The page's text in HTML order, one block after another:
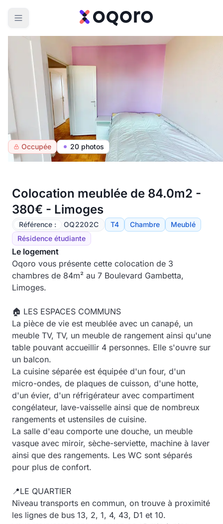
Occupée 20 photos
Colocation meublée de 84.0m2 -
380€ - Limoges
Référence : OQ2202C T4 Chambre
Meublé
Résidence étudiante
Le logement
Oqoro vous présente cette colocation de 3
chambres de 84m² au 7 Boulevard Gambetta,
Limoges.
🏠 LES ESPACES COMMUNS
La pièce de vie est meublée avec un canapé, un
meuble TV, TV, un meuble de rangement ainsi qu'une
table pouvant accueillir 4 personnes. Elle s'ouvre sur
un balcon.
La cuisine séparée est équipée d'un four, d'un
micro-ondes, de plaques de cuisson, d'une hotte,
d'un évier, d'un réfrigérateur avec compartiment
congélateur, lave-vaisselle ainsi que de nombreux
rangements et ustensiles de cuisine.
La salle d'eau comporte une douche, un meuble
vasque avec miroir, sèche-serviette, machine à laver
ainsi que des rangements. Les WC sont séparés
pour plus de confort.
📍LE QUARTIER
Niveau transports en commun, on trouve à proximité
les lignes de bus 13, 2, 1, 4, 43, D1 et 10.